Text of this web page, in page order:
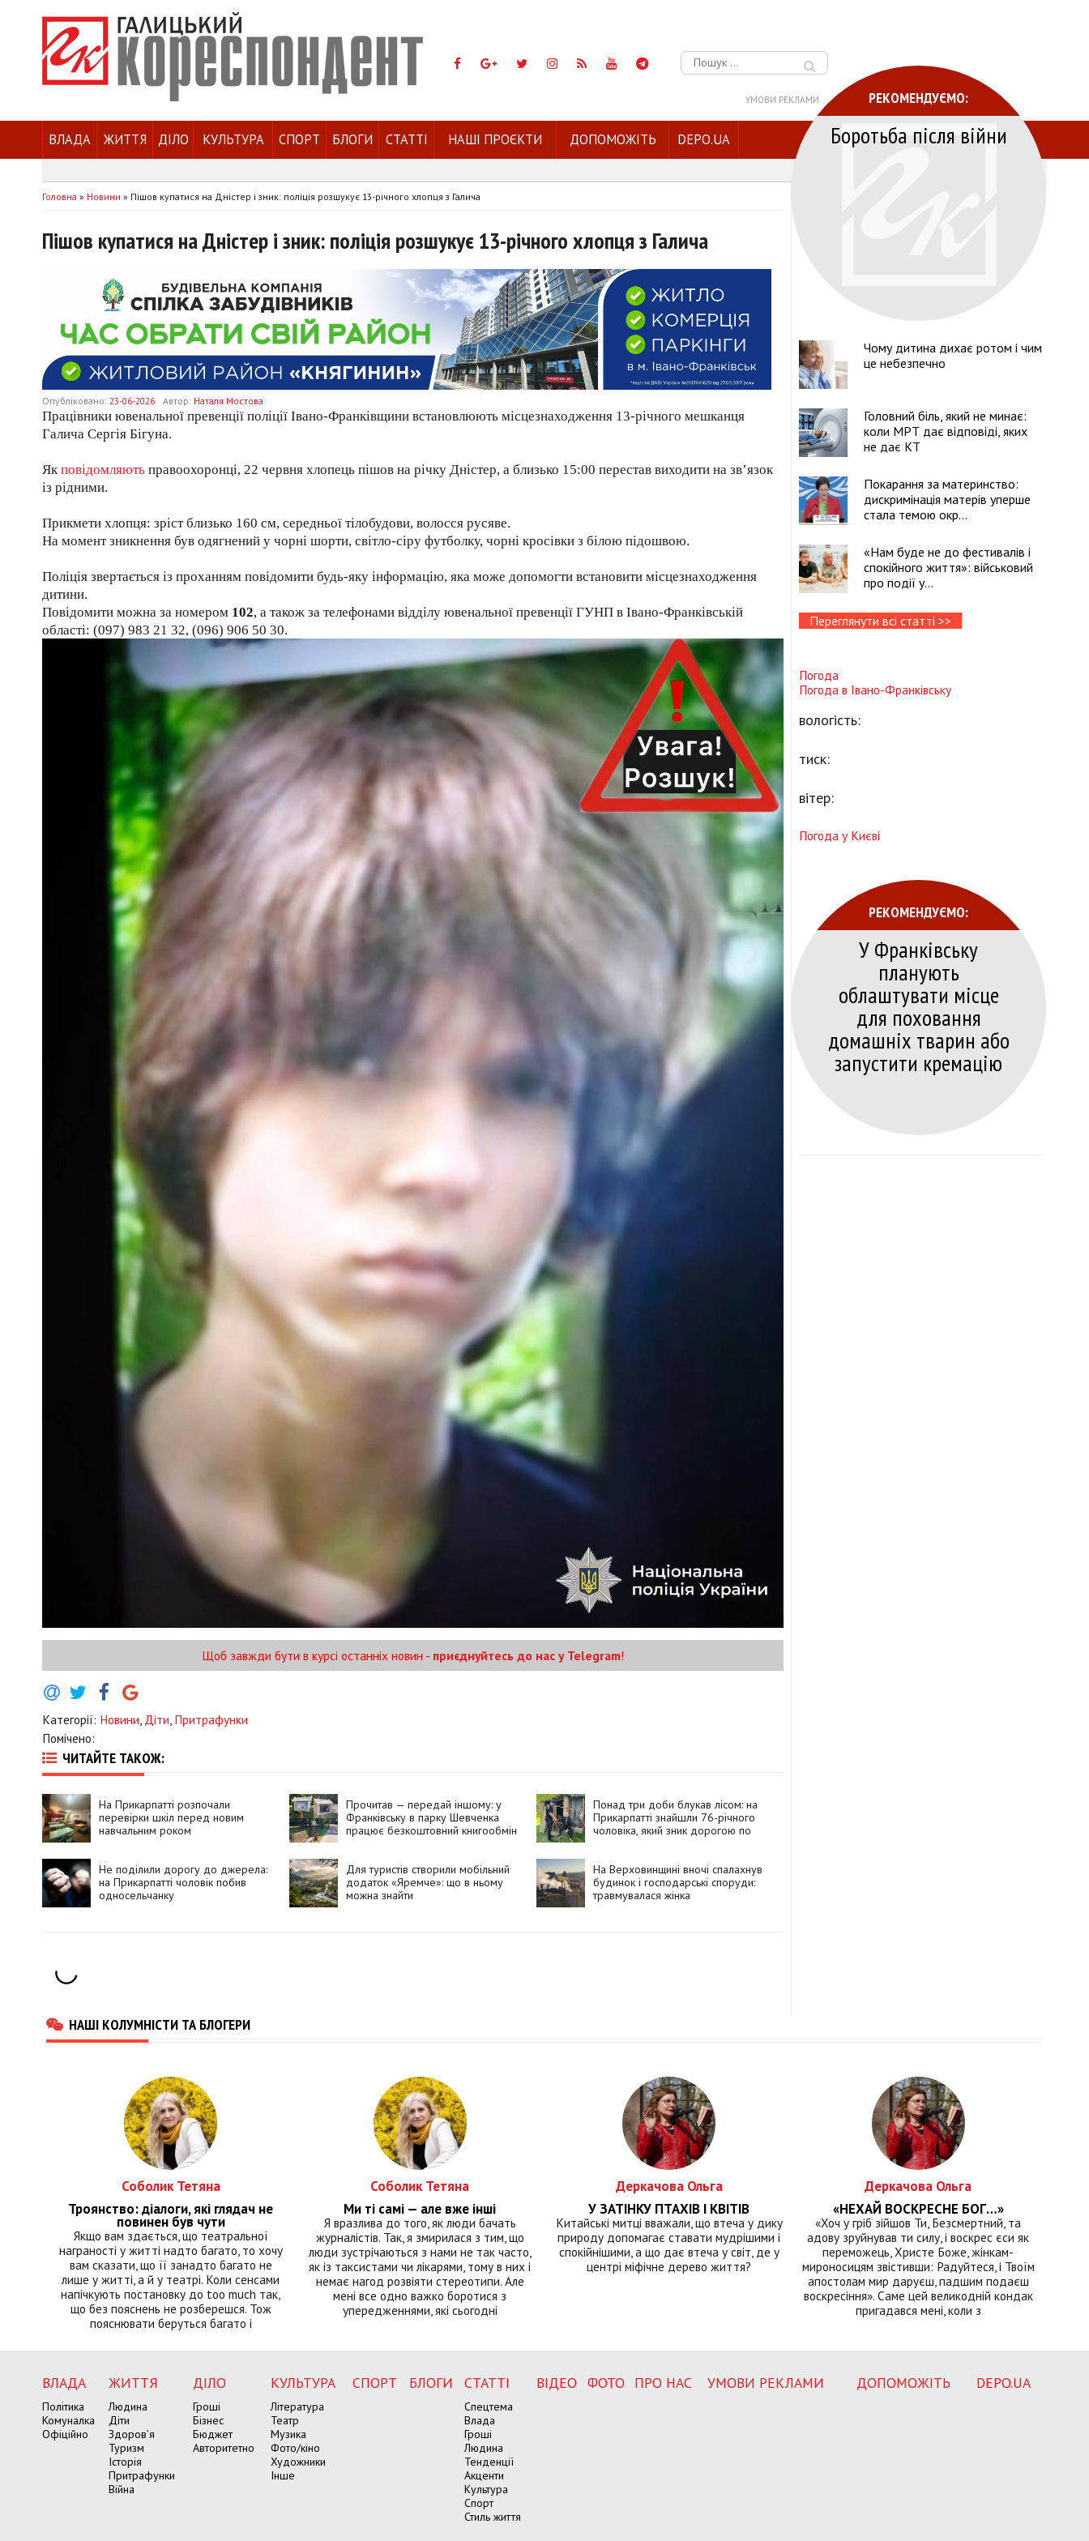
Пошук:
УМОВИ РЕКЛАМИ
ВЛАДА ЖИТТЯ ДІЛО КУЛЬТУРА СПОРТ БЛОГИ СТАТТІ НАШІ ПРОЄКТИ ДОПОМОЖІТЬ DEPO.UA
Головна » Новини » Пішов купатися на Дністер і зник: поліція розшукує 13-річного хлопця з Галича
Пішов купатися на Дністер і зник: поліція розшукує 13-річного хлопця з Галича
Опубліковано: 23-06-2026 Автор: Наталя Мостова
Працівники ювенальної превенції поліції Івано-Франківщини встановлюють місцезнаходження 13-річного мешканця
Галича Сергія Бігуна.
Як повідомляють правоохоронці, 22 червня хлопець пішов на річку Дністер, а близько 15:00 перестав виходити на зв’язок
із рідними.
Прикмети хлопця: зріст близько 160 см, середньої тілобудови, волосся русяве.
На момент зникнення був одягнений у чорні шорти, світло-сіру футболку, чорні кросівки з білою підошвою.
Поліція звертається із проханням повідомити будь-яку інформацію, яка може допомогти встановити місцезнаходження
дитини.
Повідомити можна за номером 102, а також за телефонами відділу ювенальної превенції ГУНП в Івано-Франківській
області: (097) 983 21 32, (096) 906 50 30.
Щоб завжди бути в курсі останніх новин - приєднуйтесь до нас у Telegram!
Категорії: Новини Діти Притрафунки
Помічено:
ЧИТАЙТЕ ТАКОЖ:
На Прикарпатті розпочали
перевірки шкіл перед новим
навчальним роком
Прочитав — передай іншому: у
Франківську в парку Шевченка
працює безкоштовний книгообмін
Понад три доби блукав лісом: на
Прикарпатті знайшли 76-річного
чоловіка, який зник дорогою по
Не поділили дорогу до джерела:
на Прикарпатті чоловік побив
односельчанку
Для туристів створили мобільний
додаток «Яремче»: що в ньому
можна знайти
На Верховинщині вночі спалахнув
будинок і господарські споруди:
травмувалася жінка
РЕКОМЕНДУЄМО:
Боротьба після війни
Чому дитина дихає ротом і чим
це небезпечно
Головний біль, який не минає:
коли МРТ дає відповіді, яких
не дає КТ
Покарання за материнство:
дискримінація матерів уперше
стала темою окр...
«Нам буде не до фестивалів і
спокійного життя»: військовий
про події у...
Переглянути всі статті >>
Погода
Погода в Івано-Франківську
вологість:
тиск:
вітер:
Погода у Києві
РЕКОМЕНДУЄМО:
У Франківську
планують
облаштувати місце
для поховання
домашніх тварин або
запустити кремацію
НАШІ КОЛУМНІСТИ ТА БЛОГЕРИ
Соболик Тетяна
Троянство: діалоги, які глядач не
повинен був чути
Якщо вам здається, що театральної
награності у житті надто багато, то хочу
вам сказати, що її занадто багато не
лише у житті, а й у театрі. Коли сенсами
напічкують постановку до too much так,
що без пояснень не розберешся. Тож
пояснювати беруться багато і
Соболик Тетяна
Ми ті самі — але вже інші
Я вразлива до того, як люди бачать
журналістів. Так, я змирилася з тим, що
люди зустрічаються з нами не так часто,
як із таксистами чи лікарями, тому в них і
немає нагод розвіяти стереотипи. Але
мені все одно важко боротися з
упередженнями, які сьогодні
Деркачова Ольга
У ЗАТІНКУ ПТАХІВ І КВІТІВ
Китайські митці вважали, що втеча у дику
природу допомагає ставати мудрішими і
спокійнішими, а що дає втеча у світ, де у
центрі міфічне дерево життя?
Деркачова Ольга
«НЕХАЙ ВОСКРЕСНЕ БОГ…»
«Хоч у гріб зійшов Ти, Безсмертний, та
адову зруйнував ти силу, і воскрес єси як
переможець, Христе Боже, жінкам-
мироносицям звістивши: Радуйтеся, і Твоїм
апостолам мир даруєш, падшим подаєш
воскресіння». Саме цей великодній кондак
пригадався мені, коли з
ВЛАДА
Політика
Комуналка
Офіційно
ЖИТТЯ
Людина
Діти
Здоров’я
Туризм
Історія
Притрафунки
Війна
ДІЛО
Гроші
Бізнес
Бюджет
Авторитетно
КУЛЬТУРА
Література
Театр
Музика
Фото/кіно
Художники
Інше
СПОРТ БЛОГИ СТАТТІ
Спецтема
Влада
Гроші
Людина
Тенденції
Акценти
Культура
Спорт
Стиль життя
ВІДЕО ФОТО ПРО НАС УМОВИ РЕКЛАМИ ДОПОМОЖІТЬ DEPO.UA